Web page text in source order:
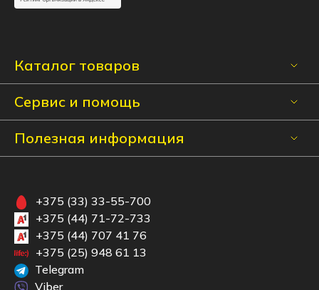
Каталог товаров
Сервис и помощь
Полезная информация
+375 (33) 33-55-700
+375 (44) 71-72-733
+375 (44) 707 41 76
+375 (25) 948 61 13
Telegram
Viber